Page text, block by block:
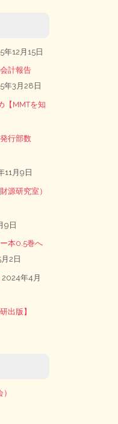
年12月15日
計報告
年3月28日
【MMTを知
行部数
11月9日
源研究室）
9日
本0.5巻へ
2日
2024年4月
出版】